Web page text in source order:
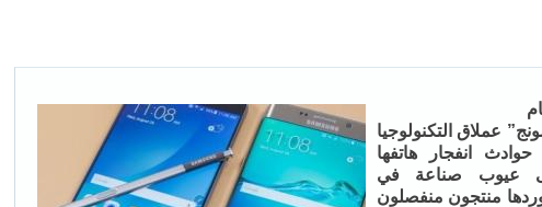
عملاق التكنولوجيا
انفجار هاتفها
إلى عيوب صناعة في
منتجون منفصلون